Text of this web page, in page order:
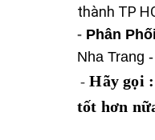
thành TP
- Phân Phối
Nha Trang
- Hãy gọi :
tốt hơn